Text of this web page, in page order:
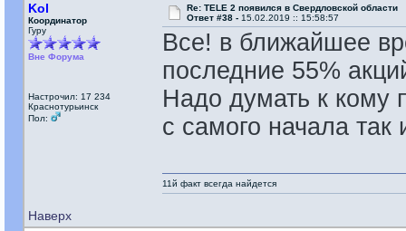
Kol
Координатор
Гуру
Вне Форума
Настрочил: 17 234
Краснотурьинск
Пол:
Re: TELE 2 появился в Свердловской области
Ответ #38 - 15.02.2019 :: 15:58:57
Все! в ближайшее
последние 55%
Надо думать к кому
с самого начала так
Наверх
11й факт всегда найдется